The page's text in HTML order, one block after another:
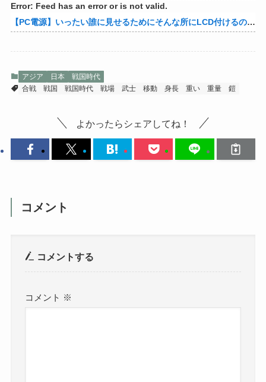
Error: Feed has an error or is not valid.
【PC電源】いったい誰に見せるためにそんな所にLCD付けるのかな
アジア 日本
戦国時代
合戦
戦国 戦国時代 戦場 武士 移動 身長 重い 重量 鎧
よかったらシェアしてね！
コメント
コメントする
コメント ※